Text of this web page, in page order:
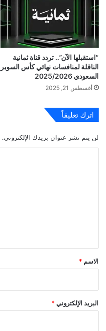
“استقبلها الآن”.. تردد قناة ثمانية
الناقلة لمنافسات نهائي كأس السوبر
السعودي 2025/2026
أغسطس 21, 2025
اترك تعليقاً
لن يتم نشر عنوان بريدك الإلكتروني.
*
الاسم *
البريد الإلكتروني *